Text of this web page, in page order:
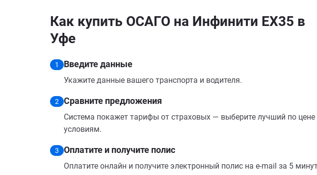
Как купить ОСАГО на Инфинити EX35 в
Уфе
1 Введите данные
Укажите данные вашего транспорта и водителя.
2 Сравните предложения
Система покажет тарифы от страховых — выберите лучший по цене
условиям.
3 Оплатите и получите полис
Оплатите онлайн и получите электронный полис на e-mail за 5